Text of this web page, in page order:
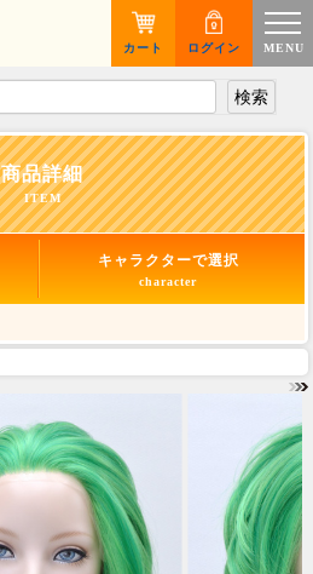
MENU
ログイン
カート
商品詳細
ITEM
キャラクターで選択
character